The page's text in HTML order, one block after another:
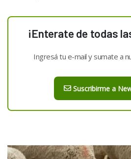
¡Enterate de todas
Ingresá tu e-mail y sumate a
Suscribirme a